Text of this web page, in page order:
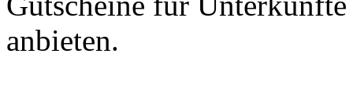
anbieten.